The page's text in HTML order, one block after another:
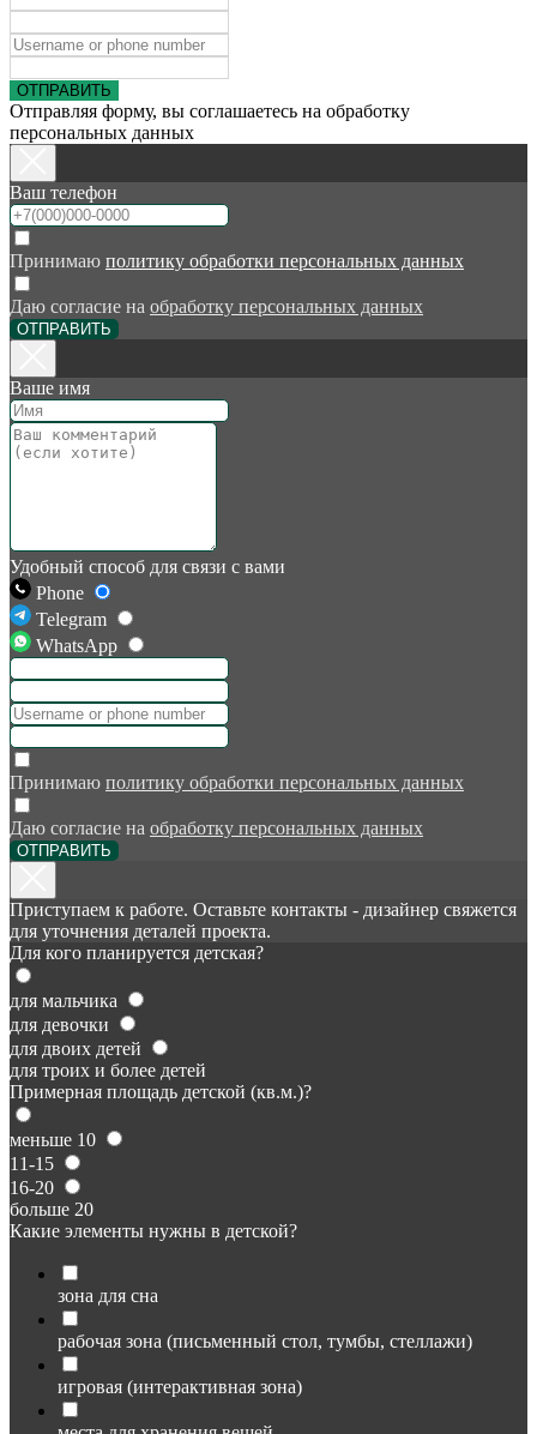
ОТПРАВИТЬ
Отправляя форму, вы соглашаетесь на обработку
персональных данных
Ваш телефон
Принимаю политику обработки персональных данных
Даю согласие на обработку персональных данных
ОТПРАВИТЬ
Ваше имя
Удобный способ для связи с вами
Phone
Telegram
WhatsApp
Принимаю политику обработки персональных данных
Даю согласие на обработку персональных данных
ОТПРАВИТЬ
Приступаем к работе. Оставьте контакты - дизайнер свяжется
для уточнения деталей проекта.
Для кого планируется детская?
для мальчика
для девочки
для двоих детей
для троих и более детей
Примерная площадь детской (кв.м.)?
меньше 10
11-15
16-20
больше 20
Какие элементы нужны в детской?
зона для сна
рабочая зона (письменный стол, тумбы, стеллажи)
игровая (интерактивная зона)